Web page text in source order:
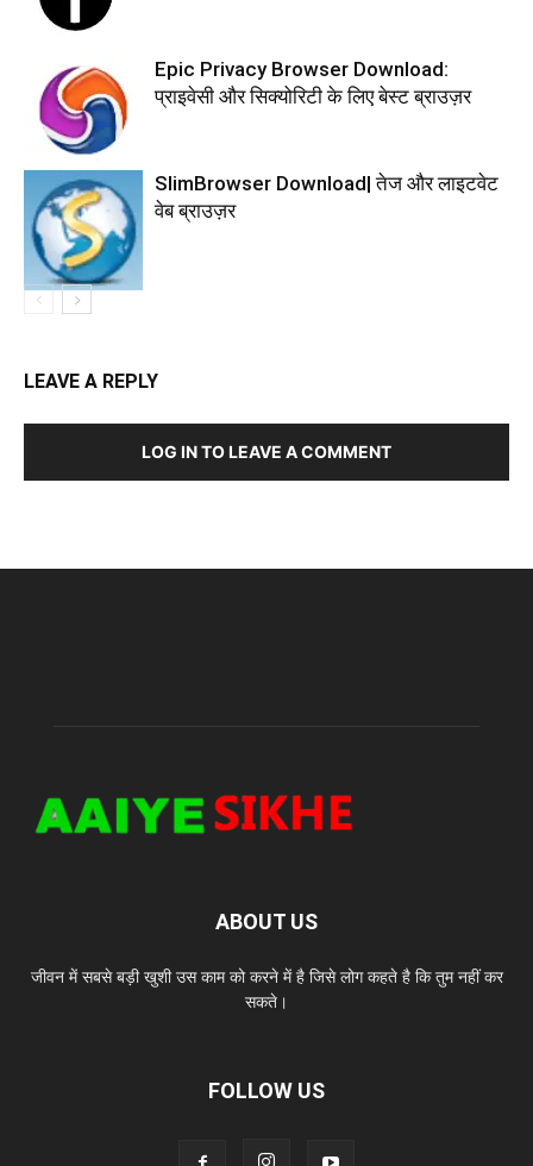
Epic Privacy Browser Download:
प्राइवेसी और सिक्योरिटी के लिए बेस्ट ब्राउज़र
SlimBrowser Download| तेज और लाइटवेट
वेब ब्राउज़र
LEAVE A REPLY
LOG IN TO LEAVE A COMMENT
ABOUT US
जीवन में सबसे बड़ी खुशी उस काम को करने में है जिसे लोग कहते है कि तुम नहीं कर
सकते।
FOLLOW US